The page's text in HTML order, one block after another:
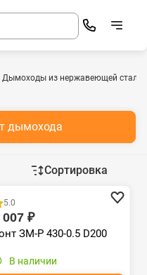
Дымоходы из нержавеющей стали
дымохода
Сортировка
Хит продаж
5.0
007 ₽
ЗМ-Р 430-0.5 D200
В наличии